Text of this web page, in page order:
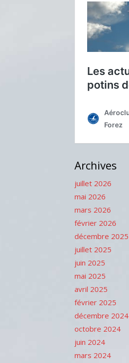
Archives
juillet 2026
mai 2026
mars 2026
février 2026
décembre 2025
juillet 2025
juin 2025
mai 2025
avril 2025
février 2025
décembre 2024
octobre 2024
juin 2024
mars 2024